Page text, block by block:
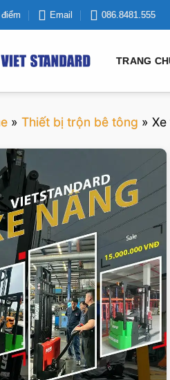
Email 086.8481.555
TRANG
» Thiết bị trộn bê tông »
VIỆT NAM
Xe-nang